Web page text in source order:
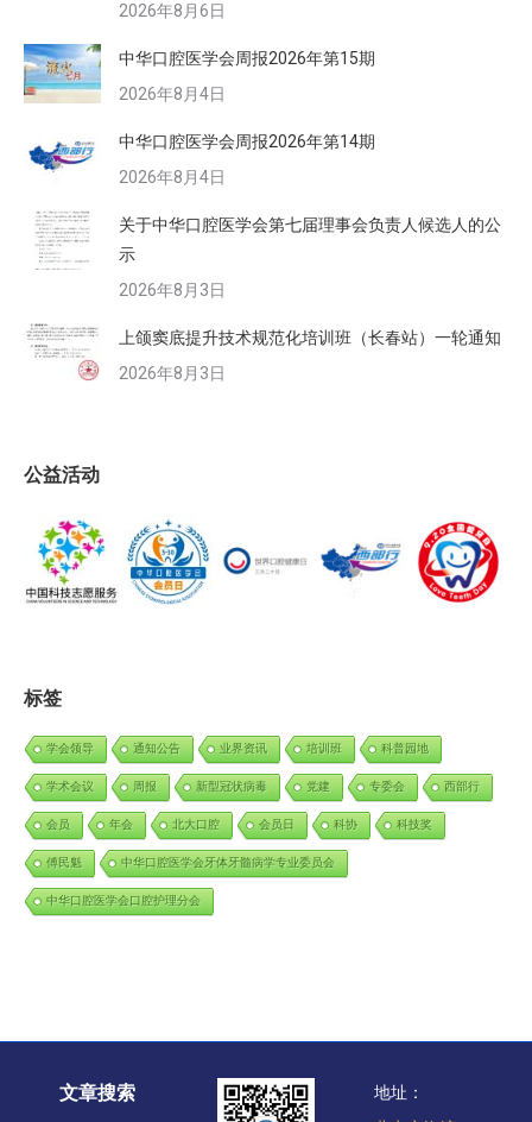
2026年8月6日
中华口腔医学会周报2026年第15期
2026年8月4日
中华口腔医学会周报2026年第14期
2026年8月4日
关于中华口腔医学会第七届理事会负责人候选人的公
示
2026年8月3日
上颌窦底提升技术规范化培训班（长春站）一轮通知
2026年8月3日
公益活动
标签
学会领导 通知公告 业界资讯 培训班 科普园地
学术会议 周报 新型冠状病毒 党建 专委会 西部行
会员 年会 北大口腔 会员日 科协 科技奖
傅民魁 中华口腔医学会牙体牙髓病学专业委员会
中华口腔医学会口腔护理分会
文章搜索
地址：